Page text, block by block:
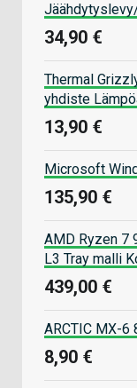
34,90 €
Thermal
yhdiste
13,90 €
Microsoft
135,90 €
AMD Ryzen 7
L3 Tray malli
439,00 €
ARCTIC MX-6
8,90 €